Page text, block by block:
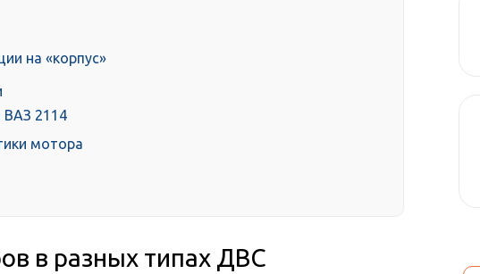
на «корпус»
ВАЗ 2114
мотора
в разных типах ДВС